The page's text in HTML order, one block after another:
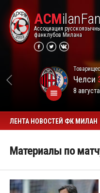
ACMilanFan
Ассоциация
фанклубов Милана
Челси
8
ЛЕНТА НОВОСТЕЙ ФК МИЛАН
Материалы по